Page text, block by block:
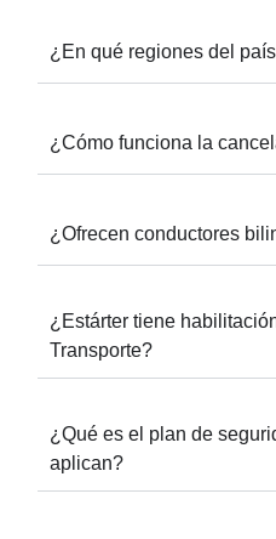
¿En qué regiones del
¿Cómo funciona la
¿Ofrecen conductores
¿Estárter tiene
Transporte?
¿Qué es el plan de
aplican?